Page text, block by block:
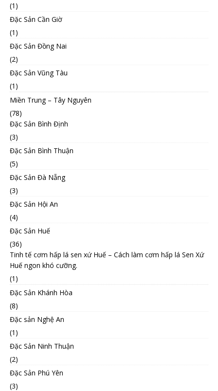
(1)
Đặc Sản Cần Giờ
(1)
Đặc Sản Đồng Nai
(2)
Đặc Sản Vũng Tàu
(1)
Miền Trung – Tây Nguyên
(78)
Đặc Sản Bình Định
(3)
Đặc Sản Bình Thuận
(5)
Đặc Sản Đà Nẵng
(3)
Đặc Sản Hội An
(4)
Đặc Sản Huế
(36)
Tinh tế cơm hấp lá sen xứ Huế – Cách làm cơm hấp lá Sen Xứ
Huế ngon khó cưỡng.
(1)
Đặc Sản Khánh Hòa
(8)
Đặc sản Nghệ An
(1)
Đặc Sản Ninh Thuận
(2)
Đặc Sản Phú Yên
(3)